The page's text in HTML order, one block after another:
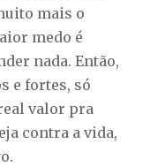
mais o
medo é
nada. Então,
e fortes, só
valor pra
contra a vida,